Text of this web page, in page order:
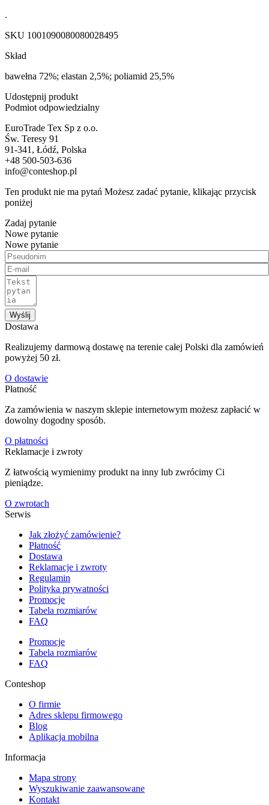
.
SKU 1001090080080028495
Skład
bawełna 72%; elastan 2,5%; poliamid 25,5%
Udostępnij produkt
Podmiot odpowiedzialny
EuroTrade Tex Sp z o.o.
Św. Teresy 91
91-341, Łódź, Polska
+48 500-503-636
info@conteshop.pl
Ten produkt nie ma pytań Możesz zadać pytanie, klikając przycisk
poniżej
Zadaj pytanie
Nowe pytanie
Nowe pytanie
Wyślij
Dostawa
Realizujemy darmową dostawę na terenie całej Polski dla zamówień
powyżej 50 zł.
O dostawie
Płatność
Za zamówienia w naszym sklepie internetowym możesz zapłacić w
dowolny dogodny sposób.
O płatności
Reklamacje i zwroty
Z łatwością wymienimy produkt na inny lub zwrócimy Ci
pieniądze.
O zwrotach
Serwis
Jak złożyć zamówienie?
Płatność
Dostawa
Reklamacje i zwroty
Regulamin
Polityka prywatności
Promocje
Tabela rozmiarów
FAQ
Promocje
Tabela rozmiarów
FAQ
Conteshop
O firmie
Adres sklepu firmowego
Blog
Aplikacja mobilna
Informacja
Mapa strony
Wyszukiwanie zaawansowane
Kontakt